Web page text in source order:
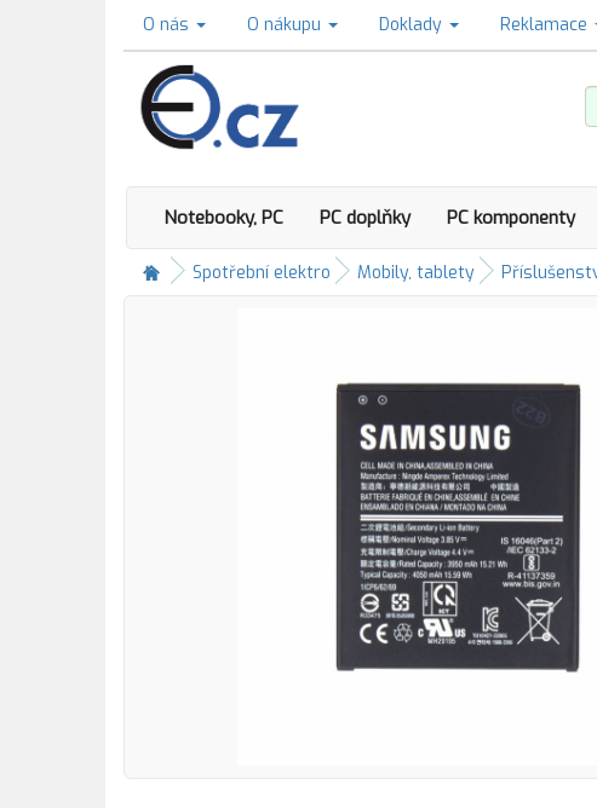
O nás O nákupu Doklady Reklamace
Notebooky, PC PC doplňky PC komponenty
Spotřební elektro Mobily, tablety